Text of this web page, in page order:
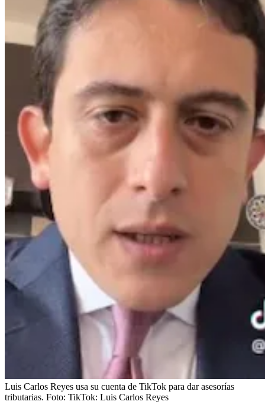
Luis Carlos Reyes usa su cuenta de TikTok para dar asesorías
tributarias. Foto: TikTok: Luis Carlos Reyes